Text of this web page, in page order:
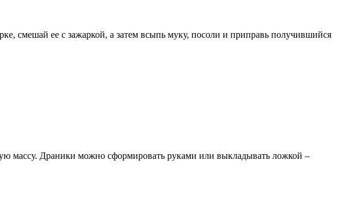
смешай ее с зажаркой, а затем всыпь муку, посоли и приправь получившийся
массу. Драники можно сформировать руками или выкладывать ложкой –